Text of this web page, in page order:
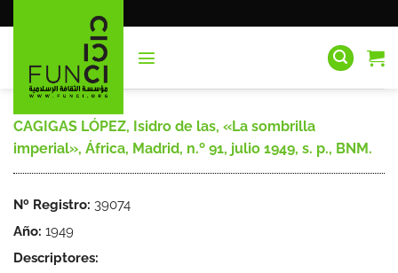
al
CAGIGAS LÓPEZ, Isidro de las, «La sombrilla
imperial», África, Madrid, n.º 91, julio 1949, s. p., BNM.
Nº Registro: 39074
Año: 1949
Descriptores: